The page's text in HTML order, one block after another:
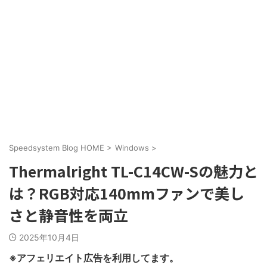
Speedsystem Blog HOME > Windows >
Thermalright TL-C14CW-Sの魅力と
は？RGB対応140mmファンで美し
さと静音性を両立
2025年10月4日
※アフェリエイト広告を利用してます。